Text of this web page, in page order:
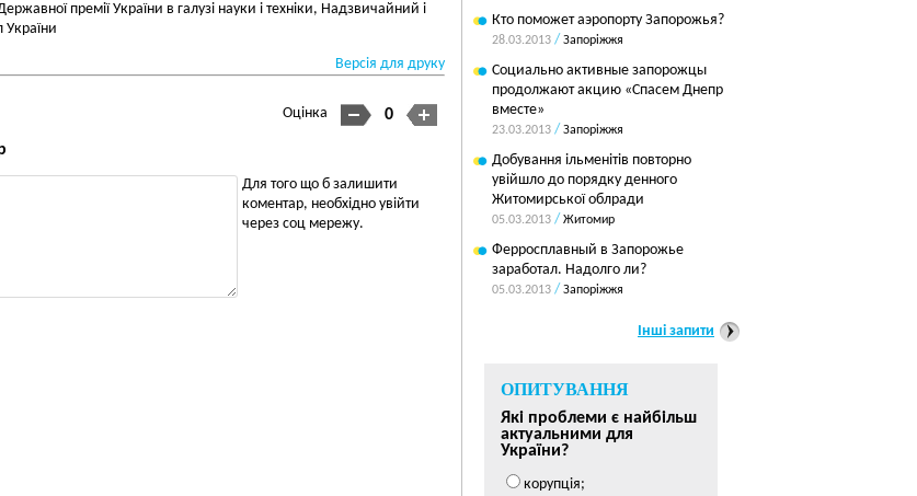
премії України в галузі науки і техніки, Надзвичайний і
Версія для друку
Оцінка
0
Для того що б залишити
коментар, необхідно увійти
через соц мережу.
Кто поможет аэропорту Запорожья?
28.03.2013 / Запоріжжя
Социально активные запорожцы
продолжают акцию «Спасем Днепр
вместе»
23.03.2013 / Запоріжжя
Добування ільменітів повторно
увійшло до порядку денного
Житомирської облради
05.03.2013 / Житомир
Ферросплавный в Запорожье
заработал. Надолго ли?
05.03.2013 / Запоріжжя
Інші запити
ОПИТУВАННЯ
Які проблеми є найбільш
актуальними для
України?
корупція;